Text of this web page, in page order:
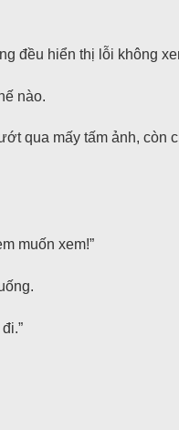
đều hiển thị lỗi không
nào.
qua mấy tấm ảnh,
muốn xem!”